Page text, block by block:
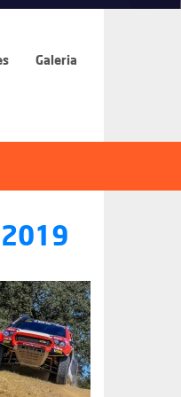
Galeria